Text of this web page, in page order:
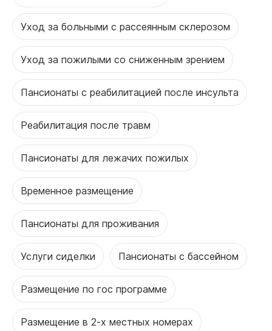
Уход за больными с рассеянным склерозом
Уход за пожилыми со сниженным зрением
Пансионаты с реабилитацией после инсульта
Реабилитация после травм
Пансионаты для лежачих пожилых
Временное размещение
Пансионаты для проживания
Услуги сиделки Пансионаты с бассейном
Размещение по гос программе
Размещение в 2-х местных номерах